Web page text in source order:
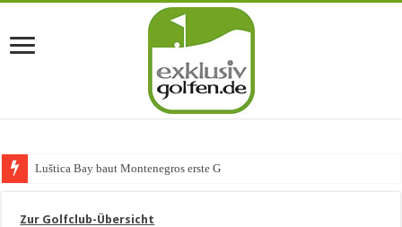
Luštica Bay baut Montenegros erste Golf-Commun
Zur Golfclub-Übersicht